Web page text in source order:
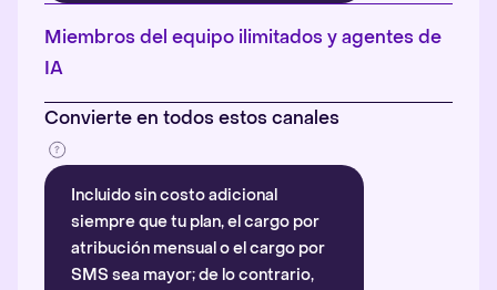
Más información
Miembros del equipo ilimitados y agentes de
IA
Convierte en todos estos canales
Incluido sin costo adicional
siempre que tu plan, el cargo por
atribución mensual o el cargo por
SMS sea mayor; de lo contrario,